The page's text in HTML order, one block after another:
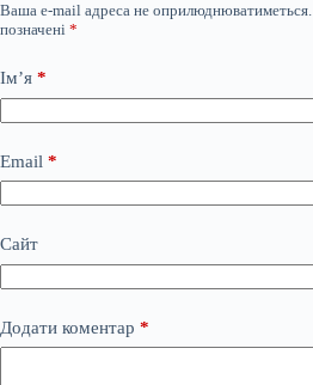
Ваша e-mail адреса не оприлюднюватиметься.
позначені *
Ім’я *
Email *
Сайт
Додати коментар *